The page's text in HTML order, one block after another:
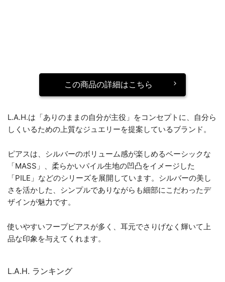
この商品の詳細はこちら
L.A.H.は「ありのままの自分が主役」をコンセプトに、自分ら
しくいるための上質なジュエリーを提案しているブランド。
ピアスは、シルバーのボリューム感が楽しめるベーシックな
「MASS」、柔らかいパイル生地の凹凸をイメージした
「PILE」などのシリーズを展開しています。シルバーの美し
さを活かした、シンプルでありながらも細部にこだわったデ
ザインが魅力です。
使いやすいフープピアスが多く、耳元でさりげなく輝いて上
品な印象を与えてくれます。
L.A.H. ランキング